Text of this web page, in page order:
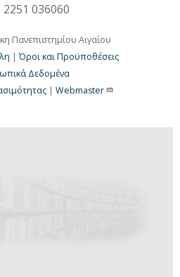
2251 036060
Πανεπιστημίου Αιγαίου
|Όροι και Προϋποθέσεις
Δεδομένα
| Webmaster